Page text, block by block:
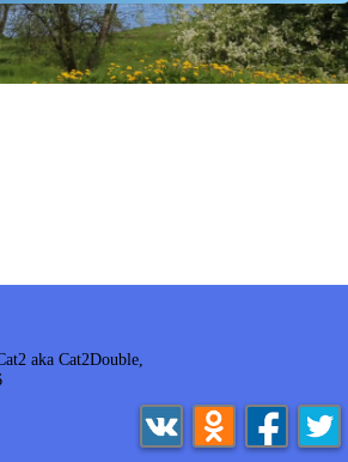
aka Cat2Double